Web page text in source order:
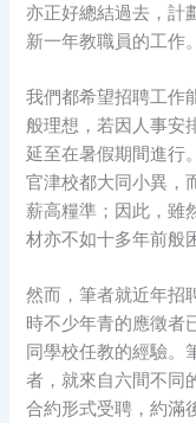
亦正好總結過去，計
新一年教職員的工作。
我們都希望招聘工作
般理想，若因人事安
延至在暑假期間進行
官津校都大同小異，
薪高糧準；因此，雖
材亦不如十多年前般
然而，筆者就近年招
時不少年青的應徵者
同學校任教的經驗。
者，就來自六間不同
合約形式受聘，約滿